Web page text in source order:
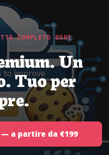
COMPLETO OGGI
Un
Tuo per
a partire da €199